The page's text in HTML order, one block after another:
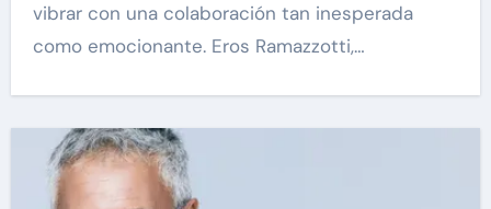
vibrar con una colaboración tan inesperada
como emocionante. Eros Ramazzotti,…